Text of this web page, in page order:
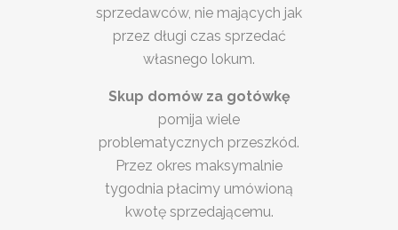
sprzedawców, nie mających jak
przez długi czas sprzedać
własnego lokum.
Skup domów za gotówkę
pomija wiele
problematycznych przeszkód.
Przez okres maksymalnie
tygodnia płacimy umówioną
kwotę sprzedającemu.